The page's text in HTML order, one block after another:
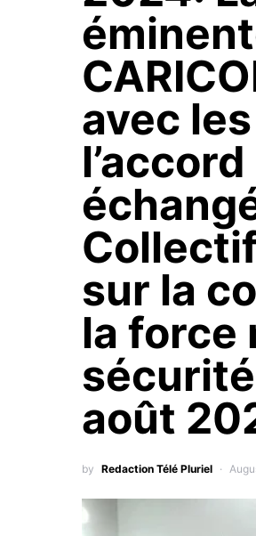
avec
sur la
la force
août
by Redaction Télé Pluriel